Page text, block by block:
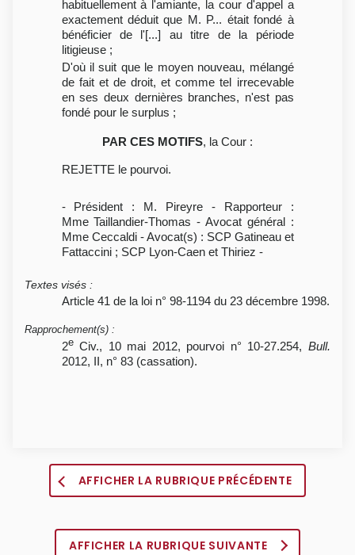
habituellement à l'amiante, la cour d'appel a
exactement déduit que M. P... était fondé à
bénéficier de l'[...] au titre de la période
litigieuse ;
D'où il suit que le moyen nouveau, mélangé
de fait et de droit, et comme tel irrecevable
en ses deux dernières branches, n'est pas
fondé pour le surplus ;
PAR CES MOTIFS, la Cour :
REJETTE le pourvoi.
- Président : M. Pireyre - Rapporteur :
Mme Taillandier-Thomas - Avocat général :
Mme Ceccaldi - Avocat(s) : SCP Gatineau et
Fattaccini ; SCP Lyon-Caen et Thiriez -
Textes visés :
Article 41 de la loi n° 98-1194 du 23 décembre 1998.
Rapprochement(s) :
2eCiv., 10 mai 2012, pourvoi n° 10-27.254, Bull.
2012, II, n° 83 (cassation).
AFFICHER LA RUBRIQUE PRÉCÉDENTE
AFFICHER LA RUBRIQUE SUIVANTE